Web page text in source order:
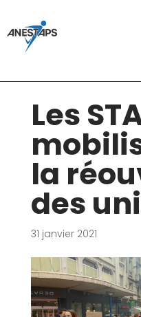
Les
la
des
31 janvier 2021